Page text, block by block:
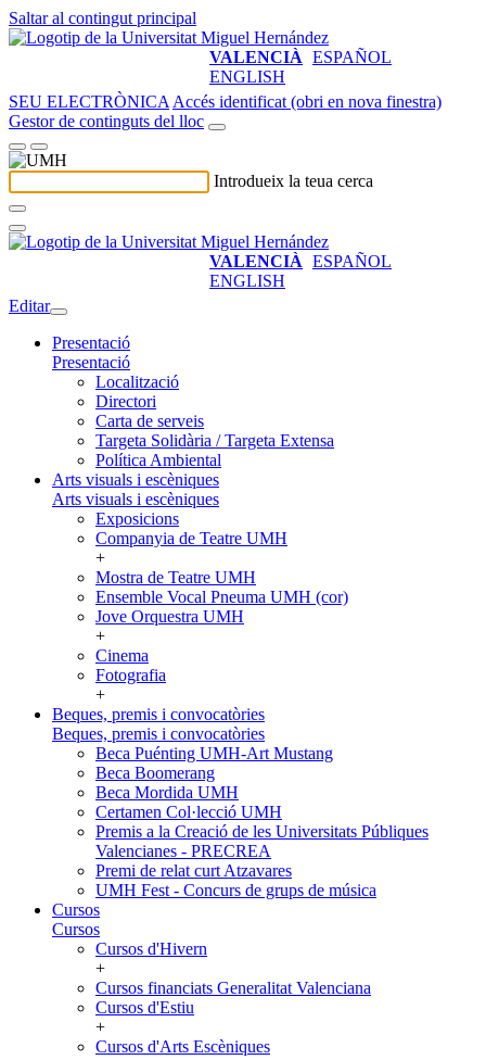
Saltar al contingut principal
VALENCIÀ ESPAÑOL
ENGLISH
SEU ELECTRÒNICA Accés identificat (obri en nova finestra)
Gestor de continguts del lloc
Introdueix la teua cerca
VALENCIÀ ESPAÑOL
ENGLISH
Editar
Presentació
Presentació
Localització
Directori
Carta de serveis
Targeta Solidària / Targeta Extensa
Política Ambiental
Arts visuals i escèniques
Arts visuals i escèniques
Exposicions
Companyia de Teatre UMH
+
Mostra de Teatre UMH
Ensemble Vocal Pneuma UMH (cor)
Jove Orquestra UMH
+
Cinema
Fotografia
+
Beques, premis i convocatòries
Beques, premis i convocatòries
Beca Puénting UMH-Art Mustang
Beca Boomerang
Beca Mordida UMH
Certamen Col·lecció UMH
Premis a la Creació de les Universitats Públiques
Valencianes - PRECREA
Premi de relat curt Atzavares
UMH Fest - Concurs de grups de música
Cursos
Cursos
Cursos d'Hivern
+
Cursos financiats Generalitat Valenciana
Cursos d'Estiu
+
Cursos d'Arts Escèniques